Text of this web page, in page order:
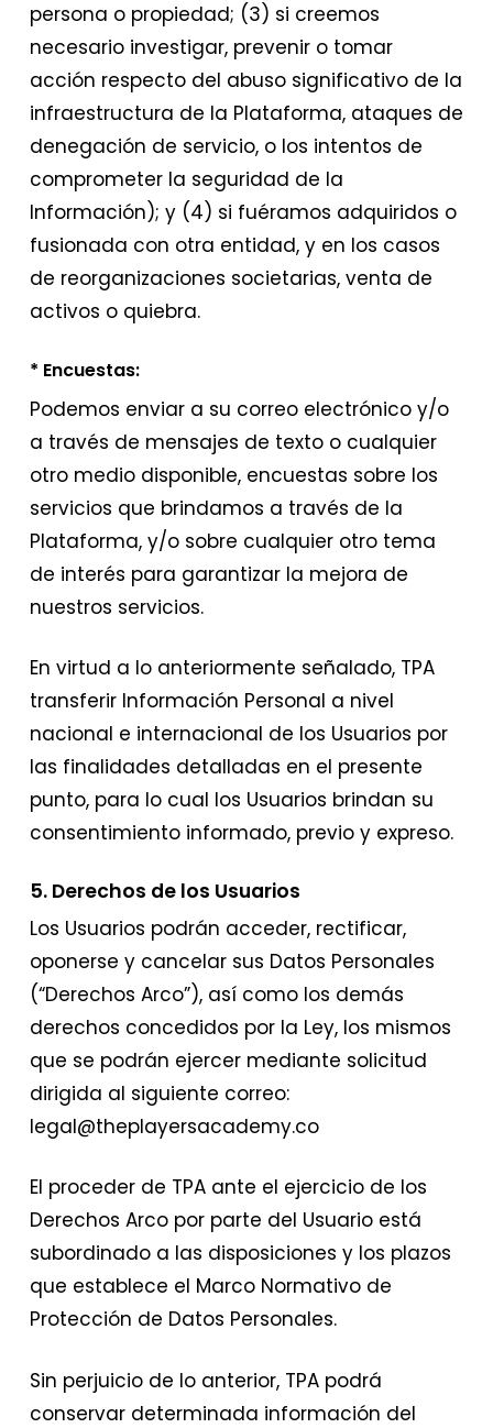
persona o propiedad; (3) si creemos
necesario investigar, prevenir o tomar
acción respecto del abuso significativo de la
infraestructura de la Plataforma, ataques de
denegación de servicio, o los intentos de
comprometer la seguridad de la
Información); y (4) si fuéramos adquiridos o
fusionada con otra entidad, y en los casos
de reorganizaciones societarias, venta de
activos o quiebra.
* Encuestas:
Podemos enviar a su correo electrónico y/o
a través de mensajes de texto o cualquier
otro medio disponible, encuestas sobre los
servicios que brindamos a través de la
Plataforma, y/o sobre cualquier otro tema
de interés para garantizar la mejora de
nuestros servicios.
En virtud a lo anteriormente señalado, TPA
transferir Información Personal a nivel
nacional e internacional de los Usuarios por
las finalidades detalladas en el presente
punto, para lo cual los Usuarios brindan su
consentimiento informado, previo y expreso.
5. Derechos de los Usuarios
Los Usuarios podrán acceder, rectificar,
oponerse y cancelar sus Datos Personales
(“Derechos Arco”), así como los demás
derechos concedidos por la Ley, los mismos
que se podrán ejercer mediante solicitud
dirigida al siguiente correo:
legal@theplayersacademy.co
El proceder de TPA ante el ejercicio de los
Derechos Arco por parte del Usuario está
subordinado a las disposiciones y los plazos
que establece el Marco Normativo de
Protección de Datos Personales.
Sin perjuicio de lo anterior, TPA podrá
conservar determinada información del